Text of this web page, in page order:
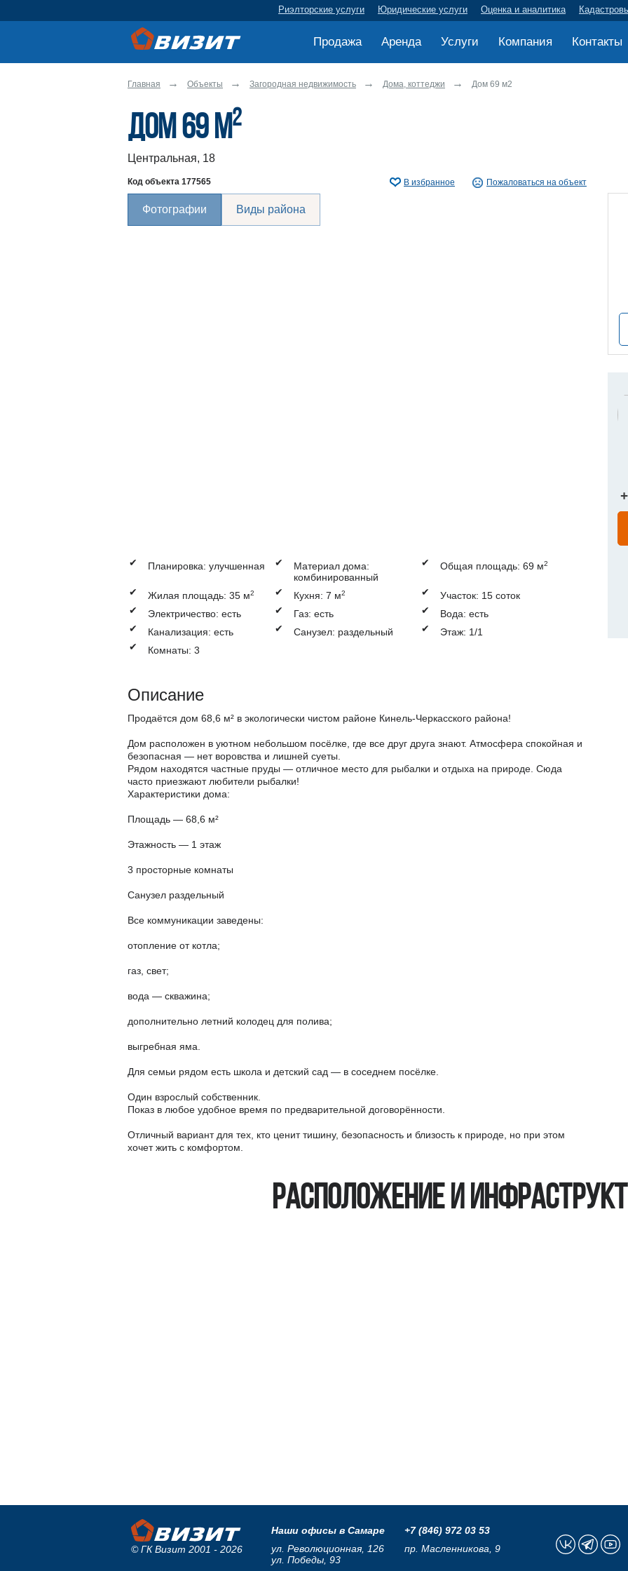
Риэлторские услуги Юридические услуги Оценка и аналитика
Продажа Аренда Услуги Компания Контакты
Главная Объекты Загородная недвижимость Дома, коттеджи Дом 69 м2
Дом 69 м2
Центральная, 18
Код объекта 177565 В избранное Пожаловаться на объект
Фотографии Виды района
✔ Планировка: улучшенная ✔
Материал дома:
комбинированный
✔ Общая площадь: 69 м2
✔ Жилая площадь: 35 м2 ✔ Кухня: 7 м2 ✔
Участок: 15 соток
✔
Электричество: есть ✔ Газ: есть ✔
Вода: есть
✔
Канализация: есть ✔ Санузел: раздельный ✔
Этаж: 1/1
✔
Комнаты: 3
Описание
Продаётся дом 68,6 м² в экологически чистом районе Кинель-Черкасского района!
Дом расположен в уютном небольшом посёлке, где все друг друга знают. Атмосфера спокойная и
безопасная — нет воровства и лишней суеты.
Рядом находятся частные пруды — отличное место для рыбалки и отдыха на природе. Сюда
часто приезжают любители рыбалки!
Характеристики дома:
Площадь — 68,6 м²
Этажность — 1 этаж
3 просторные комнаты
Санузел раздельный
Все коммуникации заведены:
отопление от котла;
газ, свет;
вода — скважина;
дополнительно летний колодец для полива;
выгребная яма.
Для семьи рядом есть школа и детский сад — в соседнем посёлке.
Один взрослый собственник.
Показ в любое удобное время по предварительной договорённости.
Отличный вариант для тех, кто ценит тишину, безопасность и близость к природе, но при этом
хочет жить с комфортом.
Расположение и
© ГК Визит 2001 - 2026
Наши офисы в Самаре
ул. Революционная, 126
ул. Победы, 93
+7 (846) 972 03 53
пр. Масленникова, 9